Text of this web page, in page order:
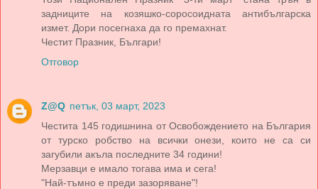
задниците на козяшко-соросоидната антибългарска
измет. Дори посегнаха да го премахнат.
Честит Празник, Българи!
Отговор
Z@Q петък, 03 март, 2023
Честита 145 годишнина от Освобождението на България
от турско робство на всички онези, които не са си
загубили акъла последните 34 години!
Мерзавци е имало тогава има и сега!
"Най-тъмно е преди зазоряване"!